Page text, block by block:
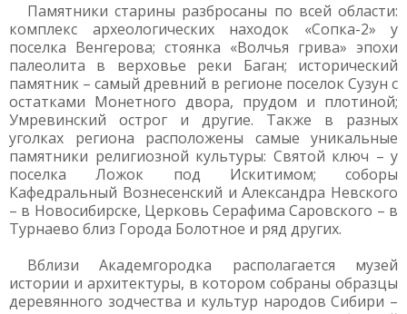
Памятники старины разбросаны по всей области:
комплекс археологических находок «Сопка-2» у
поселка Венгерова; стоянка «Волчья грива» эпохи
палеолита в верховье реки Баган; исторический
памятник – самый древний в регионе поселок Сузун с
остатками Монетного двора, прудом и плотиной;
Умревинский острог и другие. Также в разных
уголках региона расположены самые уникальные
памятники религиозной культуры: Святой ключ – у
поселка Ложок под Искитимом; соборы
Кафедральный Вознесенский и Александра Невского
– в Новосибирске, Церковь Серафима Саровского – в
Турнаево близ Города Болотное и ряд других.
Вблизи Академгородка располагается музей
истории и архитектуры, в котором собраны образцы
деревянного зодчества и культур народов Сибири –